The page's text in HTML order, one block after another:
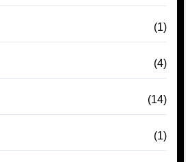
(1)
(4)
(14)
(1)